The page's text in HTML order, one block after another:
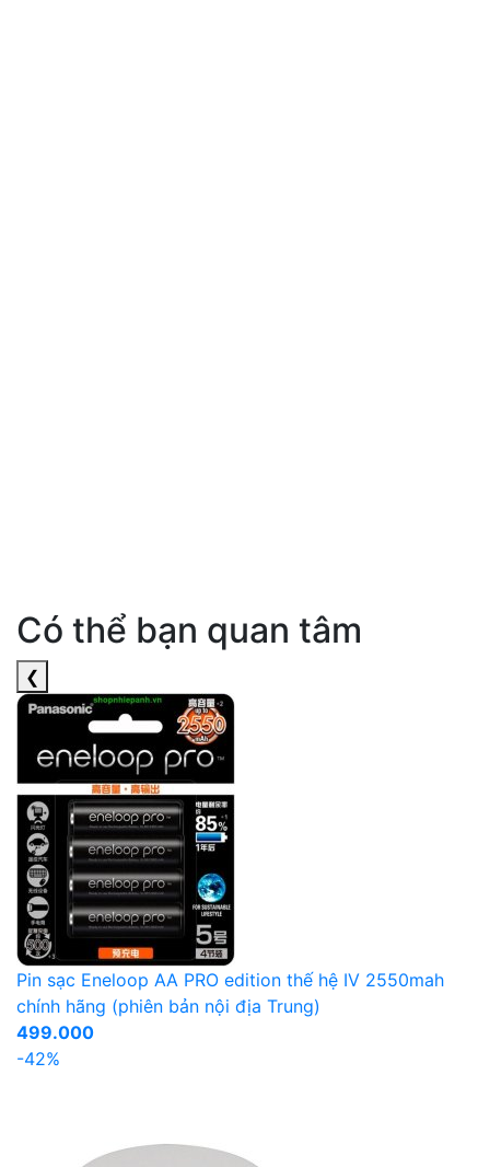
Có thể bạn quan tâm
❮
Pin sạc Eneloop AA PRO edition thế hệ IV 2550mah
chính hãng (phiên bản nội địa Trung)
499.000
-42%